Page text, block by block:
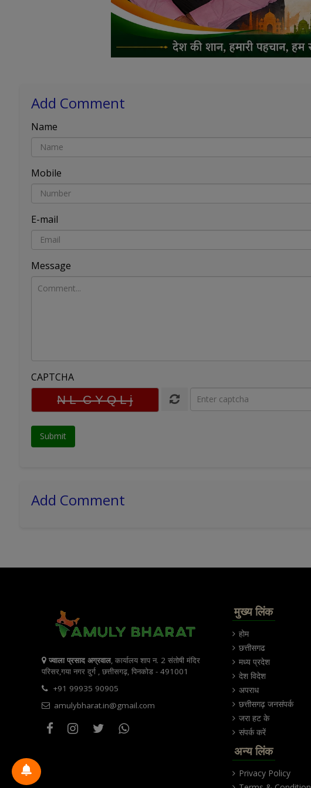
Add Comment
Name
Mobile
E-mail
Message
CAPTCHA
Add Comment
ज्वाला प्रसाद अग्रवाल, कार्यालय शाप न. 2 संतोषी मंदिर
परिसर,गया नगर दुर्ग , छत्तीसगढ़, पिनकोड - 491001
+91 99935 90905
amulybharat.in@gmail.com
मुख्य लिंक
होम
छत्तीसगढ
मध्य प्रदेश
देश विदेश
अपराध
छत्तीसगढ़ जनसंपर्क
जरा हट के
संपर्क करें
अन्य लिंक
Privacy Policy